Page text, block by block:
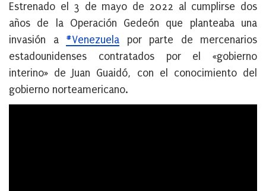
Estrenado el 3 de mayo de 2022 al cumplirse dos
años de la Operación Gedeón que planteaba una
invasión a #Venezuela por parte de mercenarios
estadounidenses contratados por el «gobierno
interino» de Juan Guaidó, con el conocimiento del
gobierno norteamericano.